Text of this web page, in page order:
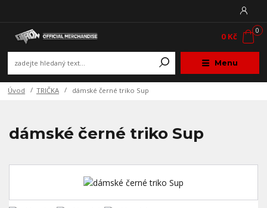
Menu
0
0 Kč
Úvod TRIČKA dámské černé triko Sup
dámské černé triko Sup